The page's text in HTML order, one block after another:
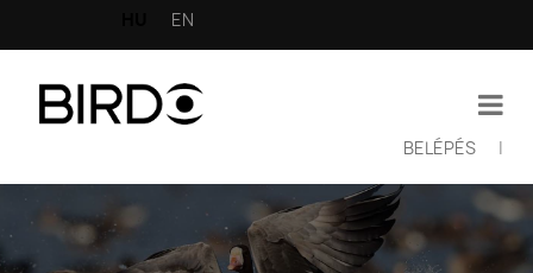
EN
fiók
menüje
BELÉPÉS |